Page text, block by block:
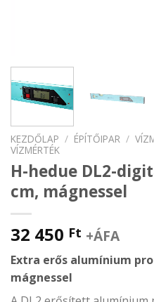
KEZDŐLAP / ÉPÍTŐIPAR /
VÍZMÉRTÉK
H-hedue DL2-
cm, mágnessel
32 450 Ft +ÁFA
Extra erős alumínium
mágnessel